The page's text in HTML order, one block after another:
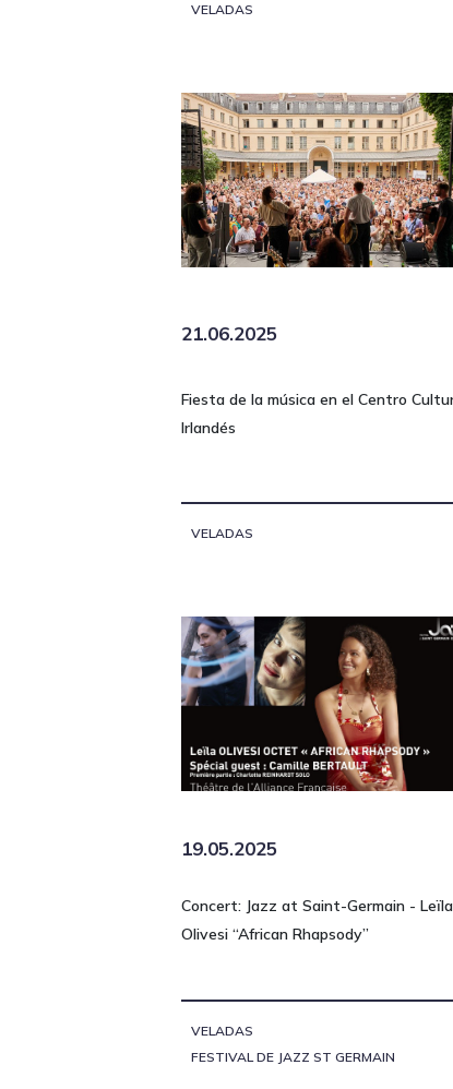
VELADAS
21.06.2025
Fiesta de la música en el Centro
Irlandés
VELADAS
19.05.2025
Concert: Jazz at Saint-Germain - Leïla
Olivesi “African Rhapsody”
VELADAS
FESTIVAL DE JAZZ ST GERMAIN